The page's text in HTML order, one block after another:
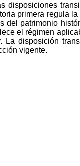
disposiciones
primera regula
del patrimonio
el régimen
La disposición
vigente.